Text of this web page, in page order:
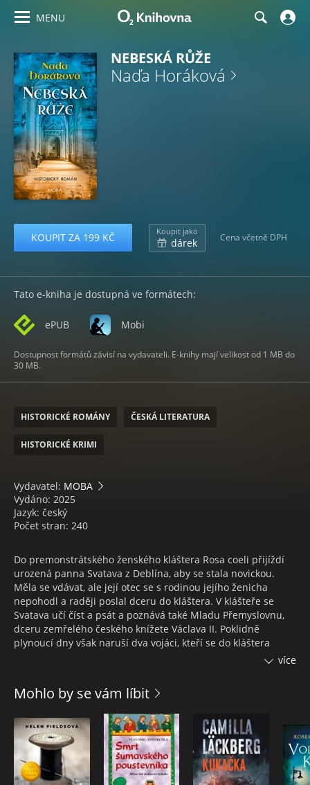
MENU
NEBESKÁ RŮŽE
Naďa Horáková
KOUPIT ZA 199 KČ Koupit jako
dárek Cena včetně DPH
Tato e-kniha je dostupná ve formátech:
ePUB Mobi
Dostupnost formátů závisí na vydavateli. E-knihy mají velikost od 1 MB do
30 MB.
HISTORICKÉ ROMÁNY ČESKÁ LITERATURA
HISTORICKÉ KRIMI
Vydavatel: MOBA
Vydáno: 2025
Jazyk: český
Počet stran: 240
Do premonstrátského ženského kláštera Rosa coeli přijíždí
urozená panna Svatava z Deblína, aby se stala novickou.
Měla se vdávat, ale její otec se s rodinou jejího ženicha
nepohodl a raději poslal dceru do kláštera. V klášteře se
Svatava učí číst a psát a poznává také Mladu Přemyslovnu,
dceru zemřelého českého knížete Václava II. Poklidně
plynoucí dny však naruší dva vojáci, kteří se do kláštera
vloupají. Mužské osazenstvo sice oba lupiče zneškodní, ale
Klobouk. Lupiči totiž patřili do družiny markraběte Vladislava
Jindřicha, bratra krále Přemysla Otakara I.
více
Mohlo by se vám líbit